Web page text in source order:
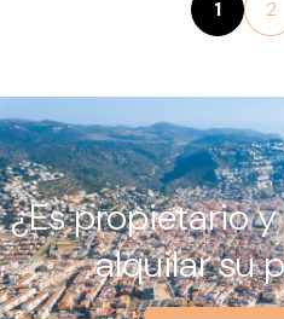
1 2
¿Es propietario
alquilar su